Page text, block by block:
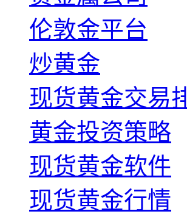
伦敦金平台
炒黄金
现货黄金交易
黄金投资策略
现货黄金软件
现货黄金行情